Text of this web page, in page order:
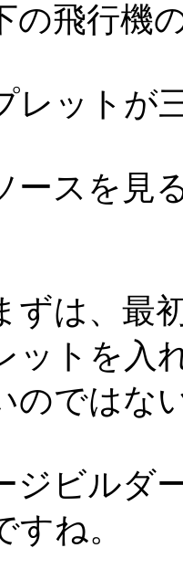
の飛行機
レットが
ースを見
ずは、最
ットを入
のではな
ジビルダ
ね。